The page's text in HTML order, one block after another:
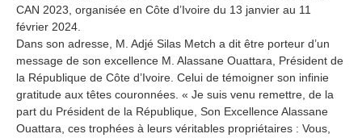
CAN 2023, organisée en Côte d’Ivoire du 13 janvier au 11
février 2024.
Dans son adresse, M. Adjé Silas Metch a dit être porteur d’un
message de son excellence M. Alassane Ouattara, Président de
la République de Côte d’Ivoire. Celui de témoigner son infinie
gratitude aux têtes couronnées. « Je suis venu remettre, de la
part du Président de la République, Son Excellence Alassane
Ouattara, ces trophées à leurs véritables propriétaires : Vous,